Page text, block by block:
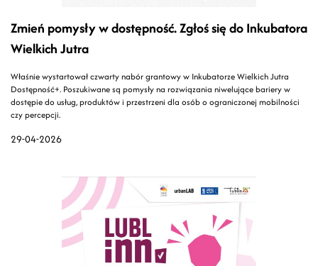
29-04-2026
Zmień pomysły w dostępność. Zgłoś się do Inkubatora
Wielkich Jutra
Właśnie wystartował czwarty nabór grantowy w Inkubatorze Wielkich Jutra
Dostępność+. Poszukiwane są pomysły na rozwiązania niwelujące bariery w
dostępie do usług, produktów i przestrzeni dla osób o ograniczonej mobilności
czy percepcji.